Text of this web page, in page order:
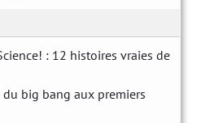
: 12 histoires vraies de
big bang aux premiers